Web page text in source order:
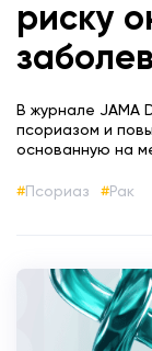
риску
В журнале JAMA
псориазом и
основанную на
Псориаз Рак